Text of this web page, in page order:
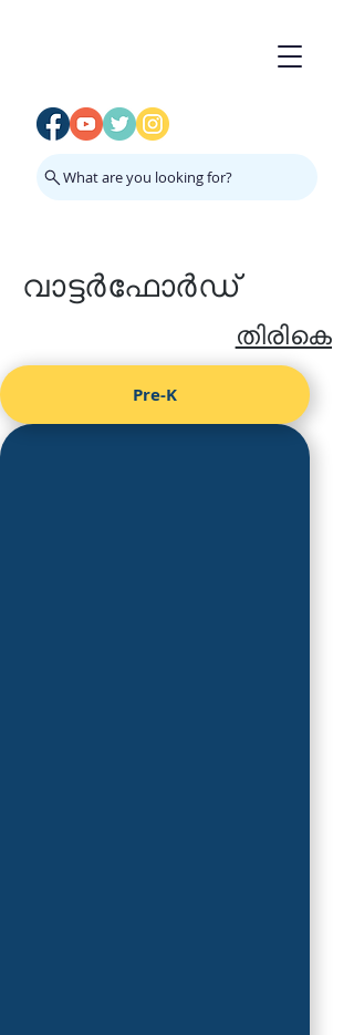
What are you looking for?
വാട്ടർഫോർഡ്
തിരികെ
Pre-K